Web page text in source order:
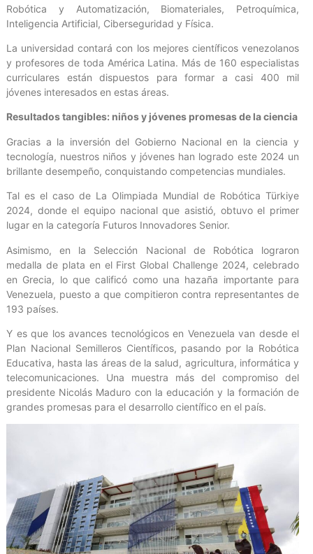
Robótica y Automatización, Biomateriales, Petroquímica,
Inteligencia Artificial, Ciberseguridad y Física.
La universidad contará con los mejores científicos venezolanos
y profesores de toda América Latina. Más de 160 especialistas
curriculares están dispuestos para formar a casi 400 mil
jóvenes interesados en estas áreas.
Resultados tangibles: niños y jóvenes promesas de la ciencia
Gracias a la inversión del Gobierno Nacional en la ciencia y
tecnología, nuestros niños y jóvenes han logrado este 2024 un
brillante desempeño, conquistando competencias mundiales.
Tal es el caso de La Olimpiada Mundial de Robótica Türkiye
2024, donde el equipo nacional que asistió, obtuvo el primer
lugar en la categoría Futuros Innovadores Senior.
Asimismo, en la Selección Nacional de Robótica lograron
medalla de plata en el First Global Challenge 2024, celebrado
en Grecia, lo que calificó como una hazaña importante para
Venezuela, puesto a que compitieron contra representantes de
193 países.
Y es que los avances tecnológicos en Venezuela van desde el
Plan Nacional Semilleros Científicos, pasando por la Robótica
Educativa, hasta las áreas de la salud, agricultura, informática y
telecomunicaciones. Una muestra más del compromiso del
presidente Nicolás Maduro con la educación y la formación de
grandes promesas para el desarrollo científico en el país.